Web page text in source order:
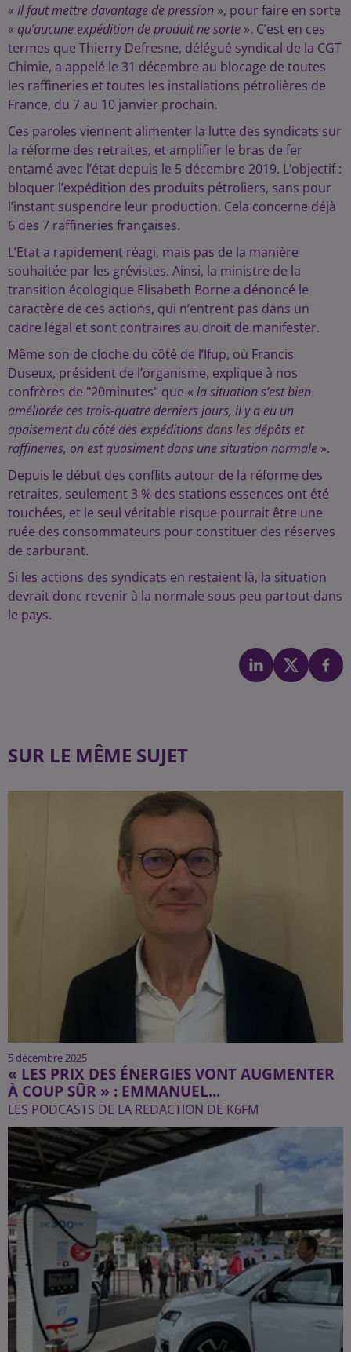
« Il faut mettre davantage de pression », pour faire en sorte
« qu’aucune expédition de produit ne sorte ». C’est en ces
termes que Thierry Defresne, délégué syndical de la CGT
Chimie, a appelé le 31 décembre au blocage de toutes
les raffineries et toutes les installations pétrolières de
France, du 7 au 10 janvier prochain.
Ces paroles viennent alimenter la lutte des syndicats sur
la réforme des retraites, et amplifier le bras de fer
entamé avec l’état depuis le 5 décembre 2019. L’objectif :
bloquer l’expédition des produits pétroliers, sans pour
l’instant suspendre leur production. Cela concerne déjà
6 des 7 raffineries françaises.
L’Etat a rapidement réagi, mais pas de la manière
souhaitée par les grévistes. Ainsi, la ministre de la
transition écologique Elisabeth Borne a dénoncé le
caractère de ces actions, qui n’entrent pas dans un
cadre légal et sont contraires au droit de manifester.
Même son de cloche du côté de l’Ifup, où Francis
Duseux, président de l’organisme, explique à nos
confrères de "20minutes" que « la situation s’est bien
améliorée ces trois-quatre derniers jours, il y a eu un
apaisement du côté des expéditions dans les dépôts et
raffineries, on est quasiment dans une situation normale ».
Depuis le début des conflits autour de la réforme des
retraites, seulement 3 % des stations essences ont été
touchées, et le seul véritable risque pourrait être une
ruée des consommateurs pour constituer des réserves
de carburant.
Si les actions des syndicats en restaient là, la situation
devrait donc revenir à la normale sous peu partout dans
le pays.
SUR LE MÊME SUJET
5 décembre 2025
« LES PRIX DES ÉNERGIES VONT AUGMENTER
À COUP SÛR » : EMMANUEL...
LES PODCASTS DE LA REDACTION DE K6FM